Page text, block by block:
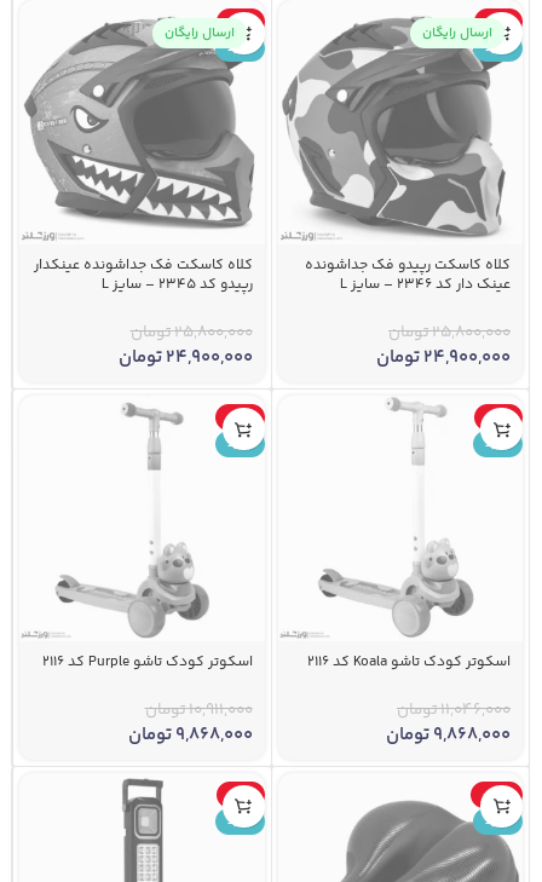
-3%
جدید
ارسال رایگان
کلاه کاسکت رپیدو فک جداشونده
عینک دار کد 2346 – سایز L
25,800,000تومان
24,900,000تومان
-3%
جدید
ارسال رایگان
کلاه کاسکت فک جداشونده عینکدار
رپیدو کد 2345 – سایز L
25,800,000تومان
24,900,000تومان
-11%
جدید
اسکوتر کودک تاشو Koala کد 2116
11,046,000تومان
9,868,000تومان
-10%
جدید
اسکوتر کودک تاشو Purple کد 2116
10,911,000تومان
9,868,000تومان
-22%
جدید
-6%
جدید